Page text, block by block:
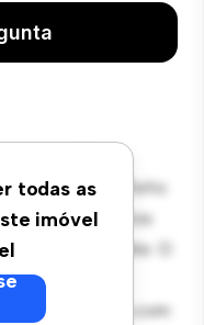
todas as
imóvel
em Vila
Cunha, 165 - Porto
de 3 quartos
e aconchegante. O
para receber
está equipada com